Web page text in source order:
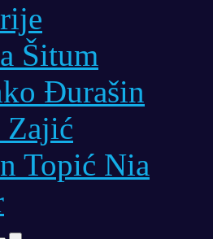
Šitum
Đurašin
Zajić
Topić Nia